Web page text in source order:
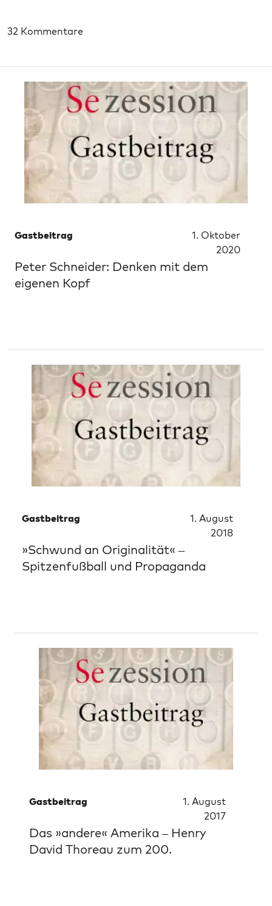
32 Kommentare
Gastbeitrag
1. Oktober
2020
Peter Schneider: Denken mit dem
eigenen Kopf
Gastbeitrag
1. August
2018
»Schwund an Originalität« –
Spitzenfußball und Propaganda
Gastbeitrag
1. August
2017
Das »andere« Amerika – Henry
David Thoreau zum 200.